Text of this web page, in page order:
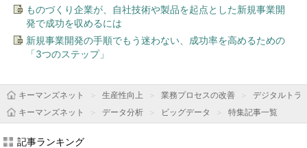
ものづくり企業が、自社技術や製品を起点とした新規事業開
発で成功を収めるには
新規事業開発の手順でもう迷わない、成功率を高めるための
「3つのステップ」
キーマンズネット 生産性向上 業務プロセスの改善
デジタルトラ
キーマンズネット
データ分析 ビッグデータ 特集記事一覧
記事ランキング